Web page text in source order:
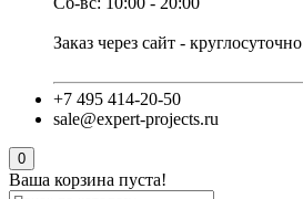
Заказ через сайт - круглосуточно
+7 495 414-20-50
sale@expert-projects.ru
0
Ваша корзина пуста!